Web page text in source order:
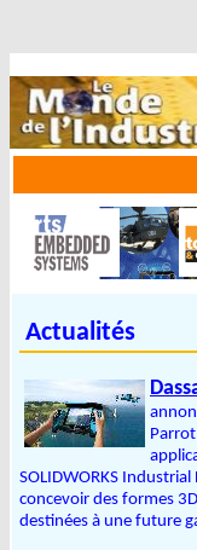
Actualités
SOLIDWORKS
concevoir des formes
destinées à une future